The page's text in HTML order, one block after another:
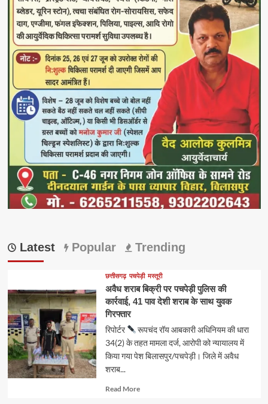
Latest Popular Trending
छत्तीसगढ़ पचपेड़ी मस्तूरी
अवैध शराब बिक्री पर पचपेड़ी पुलिस की
कार्रवाई, 41 पाव देशी शराब के साथ युवक
गिरफ्तार
रिपोर्टर
रूपचंद रॉय आबकारी अधिनियम की धारा
34(2) के तहत मामला दर्ज, आरोपी को न्यायालय में
किया गया पेश बिलासपुर/पचपेड़ी। जिले में अवैध
शराब...
Read MoreRead